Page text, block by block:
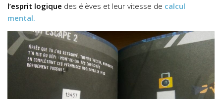
l’esprit logique des élèves et leur vitesse de calcul
mental.